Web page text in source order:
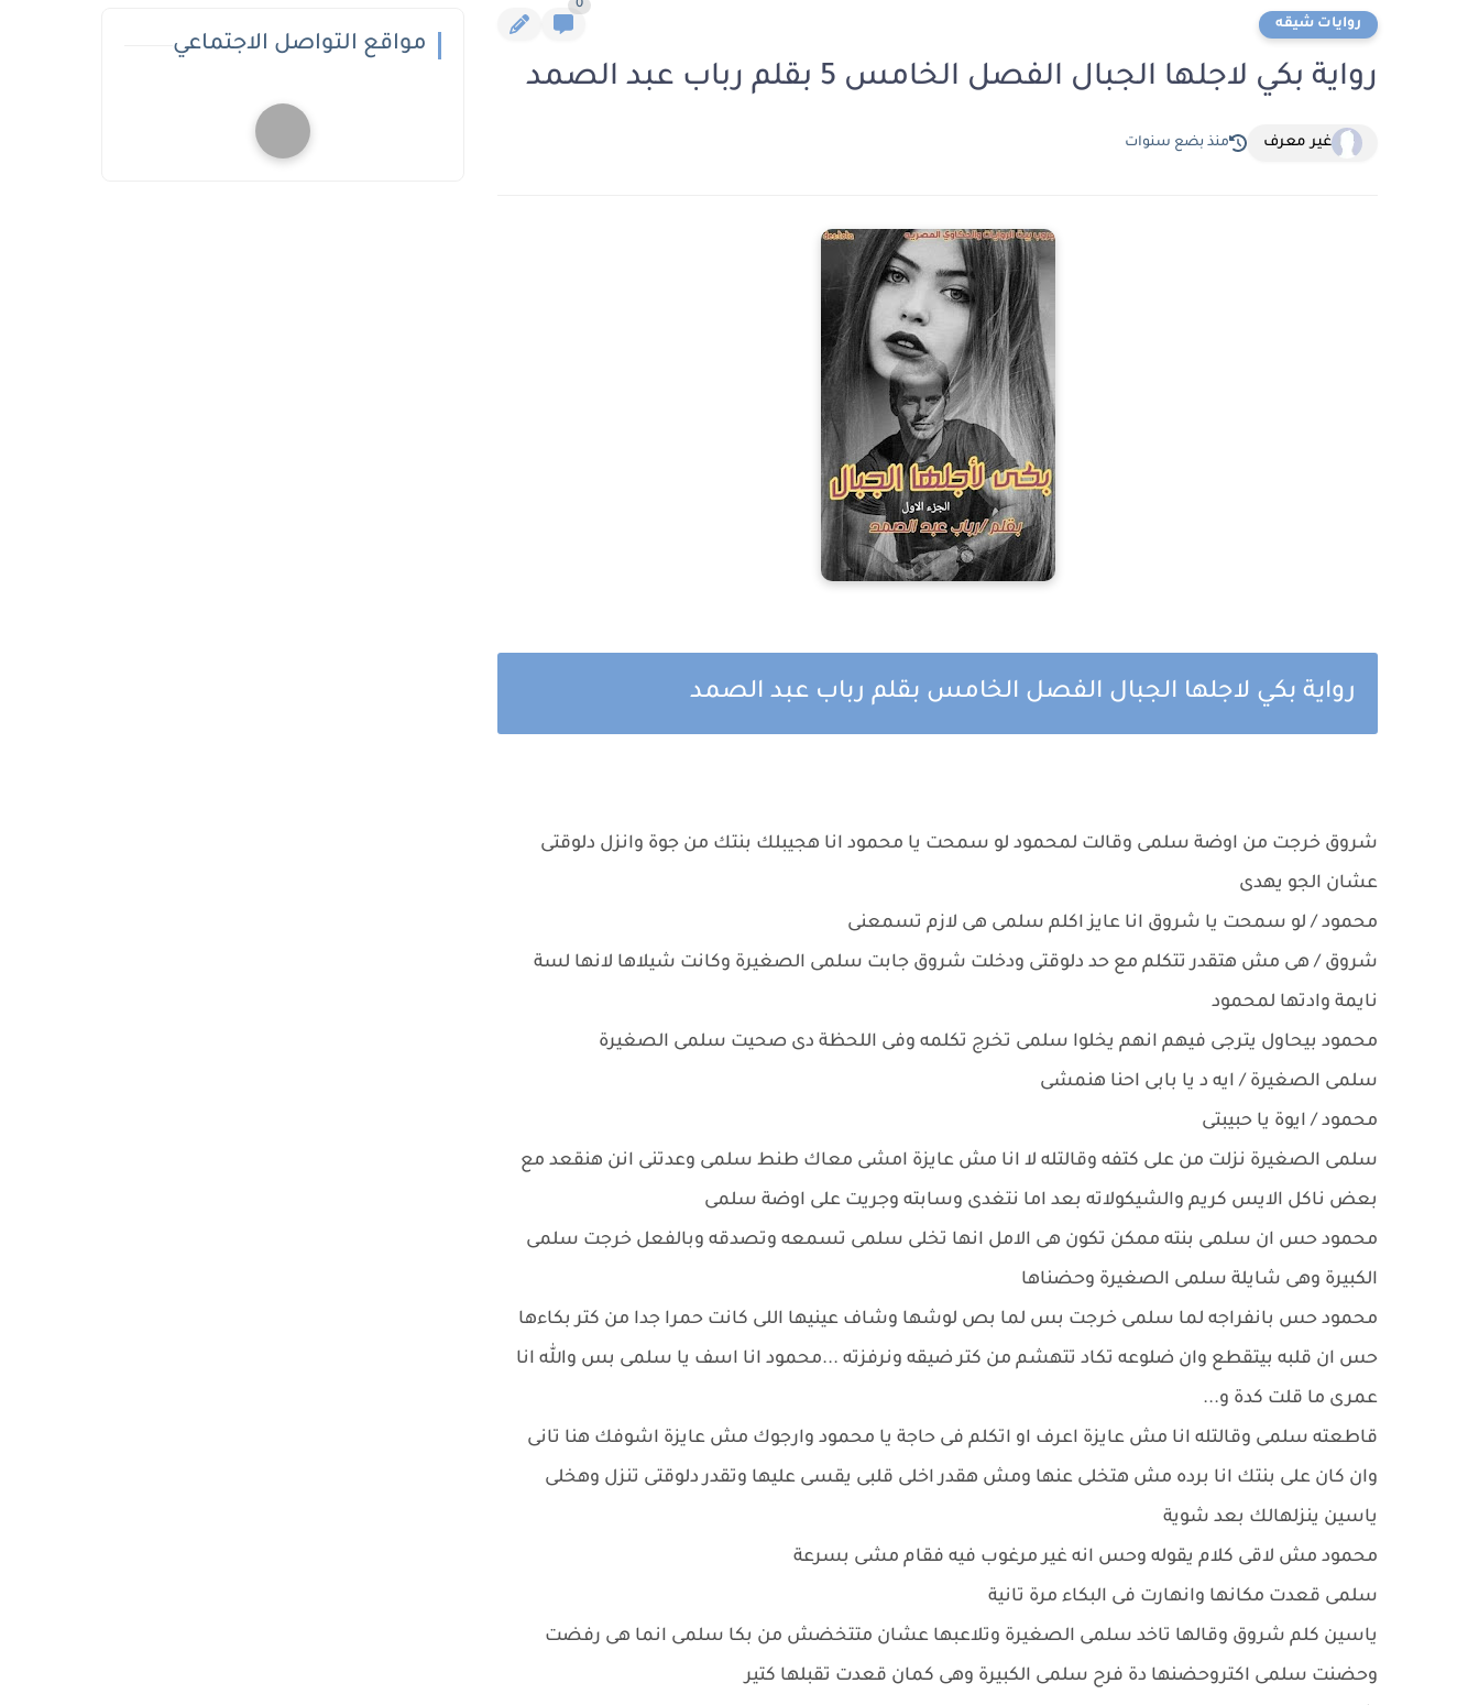
روايات شيقه
0
رواية بكي لاجلها الجبال الفصل الخامس 5 بقلم رباب عبد الصمد
غير معرف منذ بضع سنوات
رواية بكي لاجلها الجبال الفصل الخامس بقلم رباب عبد الصمد
شروق خرجت من اوضة سلمى وقالت لمحمود لو سمحت يا محمود انا هجيبلك بنتك من جوة وانزل دلوقتى
عشان الجو يهدى
محمود / لو سمحت يا شروق انا عايز اكلم سلمى هى لازم تسمعنى
شروق / هى مش هتقدر تتكلم مع حد دلوقتى ودخلت شروق جابت سلمى الصغيرة وكانت شيلاها لانها لسة
نايمة وادتها لمحمود
محمود بيحاول يترجى فيهم انهم يخلوا سلمى تخرج تكلمه وفى اللحظة دى صحيت سلمى الصغيرة
سلمى الصغيرة / ايه د يا بابى احنا هنمشى
محمود / ايوة يا حبيبتى
سلمى الصغيرة نزلت من على كتفه وقالتله لا انا مش عايزة امشى معاك طنط سلمى وعدتنى انن هنقعد مع
بعض ناكل الايس كريم والشيكولاته بعد اما نتغدى وسابته وجريت على اوضة سلمى
محمود حس ان سلمى بنته ممكن تكون هى الامل انها تخلى سلمى تسمعه وتصدقه وبالفعل خرجت سلمى
الكبيرة وهى شايلة سلمى الصغيرة وحضناها
محمود حس بانفراجه لما سلمى خرجت بس لما بص لوشها وشاف عينيها اللى كانت حمرا جدا من كتر بكاءها
حس ان قلبه بيتقطع وان ضلوعه تكاد تتهشم من كتر ضيقه ونرفزته ...محمود انا اسف يا سلمى بس والله انا
عمرى ما قلت كدة و...
قاطعته سلمى وقالتله انا مش عايزة اعرف او اتكلم فى حاجة يا محمود وارجوك مش عايزة اشوفك هنا تانى
وان كان على بنتك انا برده مش هتخلى عنها ومش هقدر اخلى قلبى يقسى عليها وتقدر دلوقتى تنزل وهخلى
ياسين ينزلهالك بعد شوية
محمود مش لاقى كلام يقوله وحس انه غير مرغوب فيه فقام مشى بسرعة
سلمى قعدت مكانها وانهارت فى البكاء مرة تانية
ياسين كلم شروق وقالها تاخد سلمى الصغيرة وتلاعبها عشان متتخضش من بكا سلمى انما هى رفضت
وحضنت سلمى اكتروحضنها دة فرح سلمى الكبيرة وهى كمان قعدت تقبلها كتير
مواقع التواصل الاجتماعي